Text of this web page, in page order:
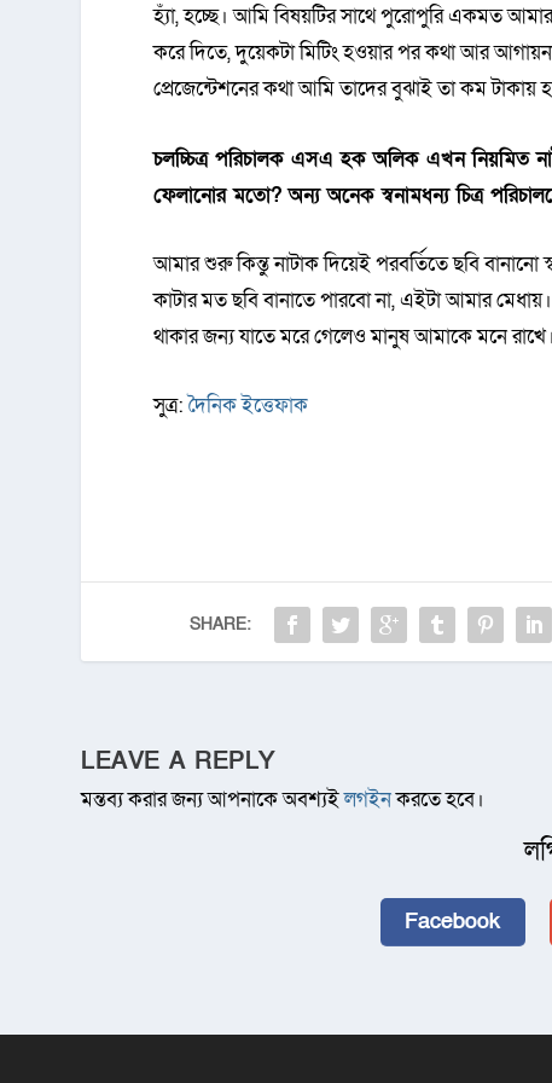
হ্যাঁ, হচ্ছে। আমি বিষয়টির সাথে পুরোপুরি একমত
করে দিতে, দুয়েকটা মিটিং হওয়ার পর কথা আর
প্রেজেন্টেশনের কথা আমি তাদের বুঝাই তা কম টাকায়
চলচ্চিত্র পরিচালক এসএ হক অলিক এখন নিয়মিত
ফেলানোর মতো? অন্য অনেক স্বনামধন্য চিত্র
আমার শুরু কিন্তু নাটাক দিয়েই পরবর্তিতে ছবি
কাটার মত ছবি বানাতে পারবো না, এইটা আমার
থাকার জন্য যাতে মরে গেলেও মানুষ আমাকে মনে রাখে।
সুত্র:দৈনিক ইত্তেফাক
SHARE:
LEAVE A REPLY
মন্তব্য করার জন্য আপনাকে অবশ্যইলগইনকরতে হবে।
Facebook